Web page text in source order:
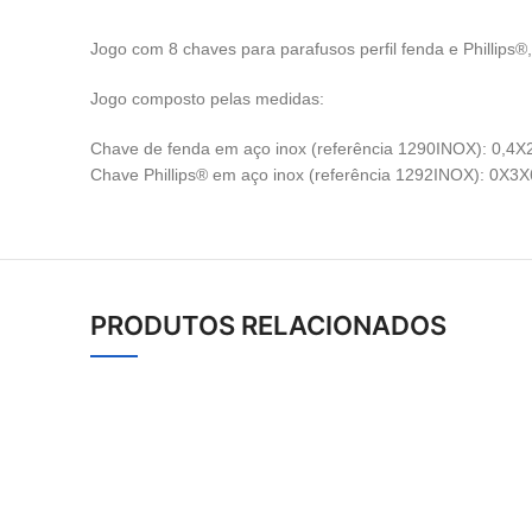
Jogo com 8 chaves para parafusos perfil fenda e
Jogo composto pelas medidas:
Chave de fenda em aço inox (referência 1290INOX):
Chave Phillips® em aço inox (referência 1292INOX):
PRODUTOS RELACIONADOS